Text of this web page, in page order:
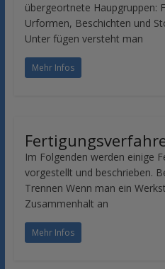
übergeortnete Haupgruppen:
Urformen, Beschichten und
Unter fügen versteht man
Mehr Infos
Im Folgenden werden einige
vorgestellt und beschrieben.
Trennen Wenn man ein
Zusammenhalt an
Mehr Infos